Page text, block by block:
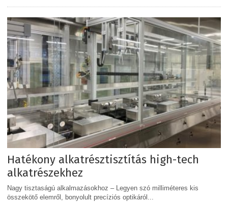
Hatékony alkatrésztisztítás high-tech
alkatrészekhez
Nagy tisztaságú alkalmazásokhoz – Legyen szó milliméteres kis
összekötő elemről, bonyolult precíziós optikáról...